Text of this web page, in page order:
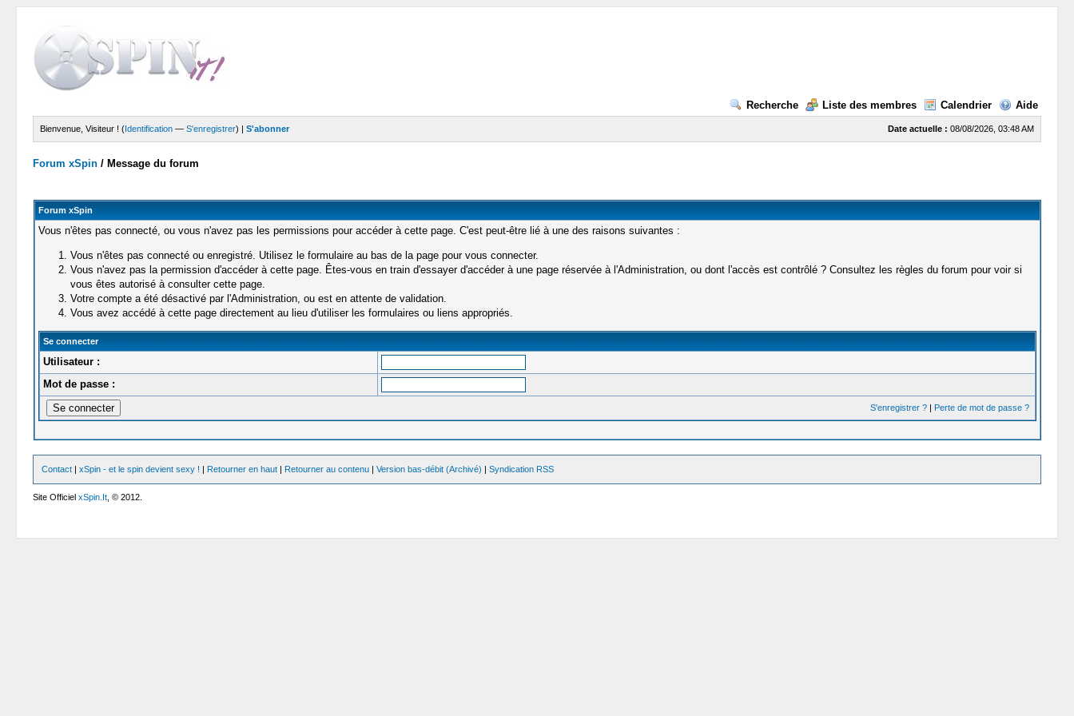
Recherche Liste des membres Calendrier Aide
Date actuelle : 08/08/2026, 03:48 AM
Bienvenue, Visiteur ! (Identification —S'enregistrer) |S'abonner
Forum xSpin / Message du forum
Forum xSpin
Vous n'êtes pas connecté, ou vous n'avez pas les permissions pour accéder à cette page. C'est peut-être lié à une des raisons suivantes :
Vous n'êtes pas connecté ou enregistré. Utilisez le formulaire au bas de la page pour vous connecter.
Vous n'avez pas la permission d'accéder à cette page. Êtes-vous en train d'essayer d'accéder à une page réservée à l'Administration, ou dont l'accès est contrôlé ? Consultez les règles du forum pour voir si
vous êtes autorisé à consulter cette page.
Votre compte a été désactivé par l'Administration, ou est en attente de validation.
Vous avez accédé à cette page directement au lieu d'utiliser les formulaires ou liens appropriés.
Se connecter
Utilisateur :
Mot de passe :
S'enregistrer ?| Perte de mot de passe ?
Contact |xSpin - et le spin devient sexy ! | Retourner en haut | Retourner au contenu |Version bas-débit (Archivé) |Syndication RSS
Site OfficielxSpin.It , © 2012.